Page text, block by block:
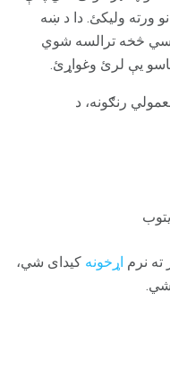
ورته ولیکئ. دا د ښه
څخه ترالسه شوي
یې لرئ وغواړئ.
رنګونه، د
نرم اړخونه کیداى شي،
شي.